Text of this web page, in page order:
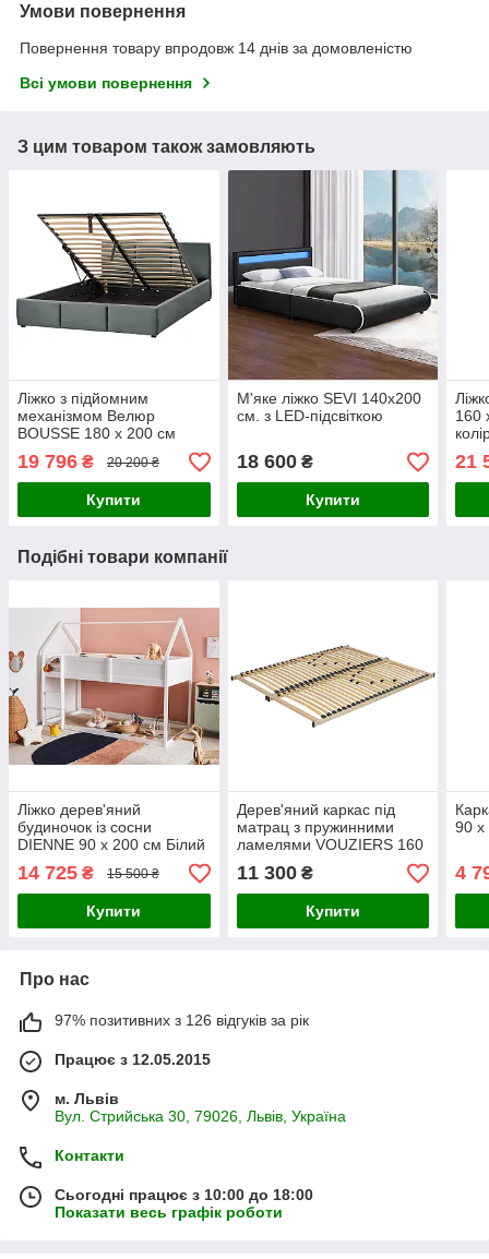
Умови повернення
Повернення товару впродовж 14 днів за домовленістю
Всі умови повернення
З цим товаром також замовляють
Ліжко з підйомним
механізмом Велюр
BOUSSE 180 x 200 см
Темно-сірий
19 796 ₴ 20 200 ₴
Купити
М'яке ліжко SEVI 140х200
см. з LED-підсвіткою
18 600₴
Купити
160
21
Подібні товари компанії
Ліжко дерев'яний
будиночок із сосни
DIENNE 90 x 200 см Білий
14 725 ₴ 15 500 ₴
Купити
Дерев'яний каркас під
матрац з пружинними
ламелями VOUZIERS 160
11 300₴
Купити
90 x
4
Про нас
97% позитивних з 126 відгуків за рік
Працює з 12.05.2015
м. Львів
Вул. Стрийська 30, 79026, Львів, Україна
Контакти
Сьогодні працює з 10:00 до 18:00
Показати весь графік роботи